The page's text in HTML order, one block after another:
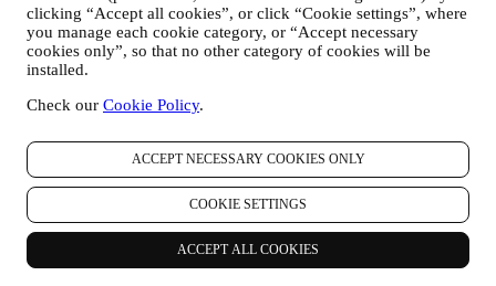
clicking “Accept all cookies”, or click “Cookie settings”, where
you manage each cookie category, or “Accept necessary
cookies only”, so that no other category of cookies will be
installed.
Check our Cookie Policy.
ACCEPT NECESSARY COOKIES ONLY
COOKIE SETTINGS
ACCEPT ALL COOKIES
stratégie, ainsi que la possibilité de développer des initiatives
marketing et communication de manière indépendante ; (c) à toutes
les parties le devoir de traiter de vos demandes concernant vos droits
sur vos données.
Nous pouvons traiter vos données aux fins suivantes :
POUR RÉPONDRE À NOS OBLIGATIONS LÉGALES.
Nous pouvons être amenés à traiter certaines données vous
concernant afin de répondre à nos obligations légales, ainsi
qu’à d’autres obligations découlant d’instructions émises par
les pouvoirs publics.
POUR CRÉER UN COMPTE LE CREUSET.
Nous utiliserons vos données pour créer un compte Le